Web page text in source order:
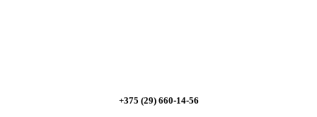
+375 (29) 660-14-56